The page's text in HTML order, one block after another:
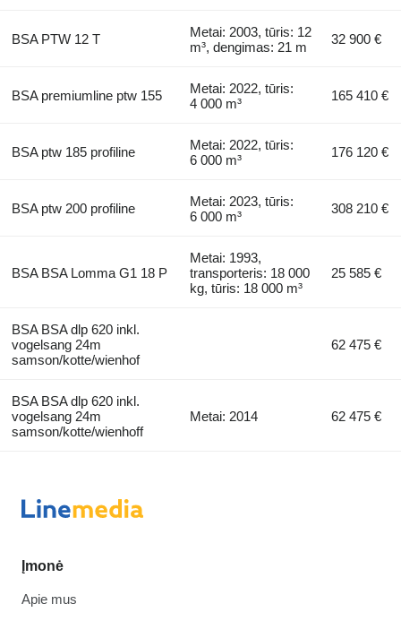
BSA PTW 12 T
Metai: 2003, tūris: 12
m³, dengimas: 21 m
32 900 €
BSA premiumline ptw 155
Metai: 2022, tūris:
4 000 m³
165 410 €
BSA ptw 185 profiline
Metai: 2022, tūris:
6 000 m³
176 120 €
BSA ptw 200 profiline
Metai: 2023, tūris:
6 000 m³
308 210 €
BSA BSA Lomma G1 18 P
Metai: 1993,
transporteris: 18 000
kg, tūris: 18 000 m³
25 585 €
BSA BSA dlp 620 inkl.
vogelsang 24m
samson/kotte/wienhof
62 475 €
BSA BSA dlp 620 inkl.
vogelsang 24m
samson/kotte/wienhoff
Metai: 2014 62 475 €
Įmonė
Apie mus